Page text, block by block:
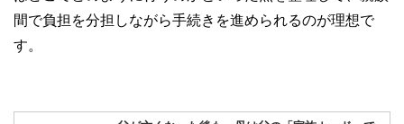
間で負担を分担しながら手続きを進められるのが理想で
す。